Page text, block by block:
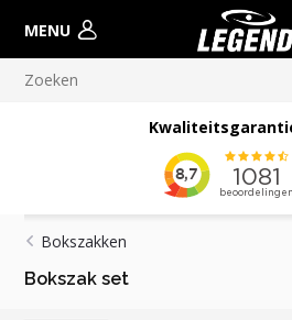
MENU
Bokszakken
Bokszak set